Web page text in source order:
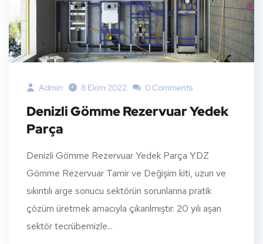
Admin 8 Ekim 2022 0 Comments
Denizli Gömme Rezervuar Yedek
Parça
Denizli Gömme Rezervuar Yedek Parça YDZ
Gömme Rezervuar Tamir ve Değişim kiti, uzun ve
sıkıntılı arge sonucu sektörün sorunlarına pratik
çözüm üretmek amacıyla çıkarılmıştır. 20 yılı aşan
sektör tecrübemizle...